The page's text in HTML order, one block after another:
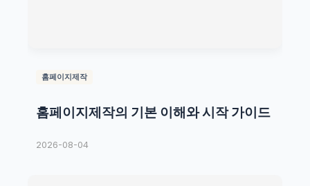
홈페이지제작
홈페이지제작의 기본 이해와 시작 가이드
2026-08-04